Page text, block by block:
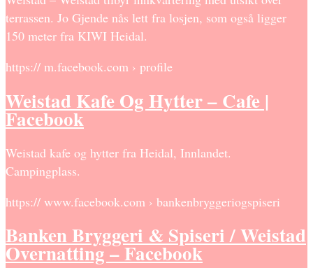
terrassen. Jo Gjende nås lett fra losjen, som også ligger
150 meter fra KIWI Heidal.
https:// m.facebook.com › profile
Weistad Kafe Og Hytter – Cafe |
Facebook
Weistad kafe og hytter fra Heidal, Innlandet.
Campingplass.
https:// www.facebook.com › bankenbryggeriogspiseri
Banken Bryggeri & Spiseri / Weistad
Overnatting – Facebook